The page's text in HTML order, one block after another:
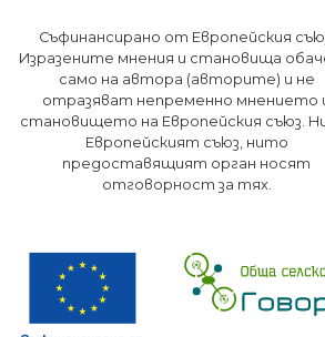
към
Съфинансирано от Европейския
Изразените мнения и становища
само на автора (авторите) и не
отразяват непременно мнението
становището на Европейския съюз.
Европейският съюз, нито
предоставящият орган носят
отговорност за тях.